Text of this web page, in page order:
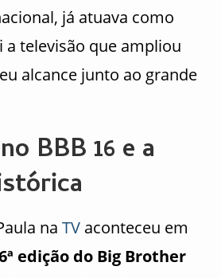
já atuava como
televisão que ampliou
alcance junto ao grande
BBB 16 e a
na TVaconteceu em
edição do Big Brother